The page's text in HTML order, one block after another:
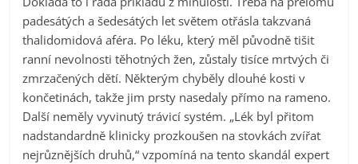
padesátých a šedesátých let světem otřásla takzvaná
thalidomidová aféra. Po léku, který měl původně tišit
ranní nevolnosti těhotných žen, zůstaly tisíce mrtvých či
zmrzačených dětí. Některým chyběly dlouhé kosti v
končetinách, takže jim prsty nasedaly přímo na rameno.
Další neměly vyvinutý trávicí systém. „Lék byl přitom
nadstandardně klinicky prozkoušen na stovkách zvířat
nejrůznějších druhů,“ vzpomíná na tento skandál expert